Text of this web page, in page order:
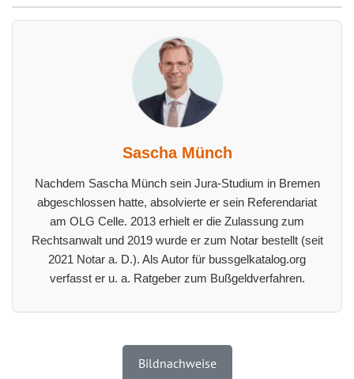
Sascha Münch
Nachdem Sascha Münch sein Jura-Studium in Bremen
abgeschlossen hatte, absolvierte er sein Referendariat
am OLG Celle. 2013 erhielt er die Zulassung zum
Rechtsanwalt und 2019 wurde er zum Notar bestellt (seit
2021 Notar a. D.). Als Autor für bussgelkatalog.org
verfasst er u. a. Ratgeber zum Bußgeldverfahren.
Bildnachweise